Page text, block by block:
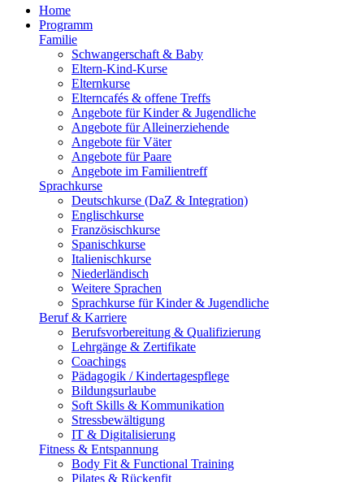
Home
Programm
Familie
Schwangerschaft & Baby
Eltern-Kind-Kurse
Elternkurse
Elterncafés & offene Treffs
Angebote für Kinder & Jugendliche
Angebote für Alleinerziehende
Angebote für Väter
Angebote für Paare
Angebote im Familientreff
Sprachkurse
Deutschkurse (DaZ & Integration)
Englischkurse
Französischkurse
Spanischkurse
Italienischkurse
Niederländisch
Weitere Sprachen
Sprachkurse für Kinder & Jugendliche
Beruf & Karriere
Berufsvorbereitung & Qualifizierung
Lehrgänge & Zertifikate
Coachings
Pädagogik / Kindertagespflege
Bildungsurlaube
Soft Skills & Kommunikation
Stressbewältigung
IT & Digitalisierung
Fitness & Entspannung
Body Fit & Functional Training
Pilates & Rückenfit